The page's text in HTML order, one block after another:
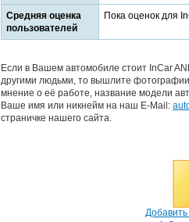
Средняя оценка
пользователей
Пока оценок для
Если в Вашем автомобиле стоит InCar
другими людьми, то вышлите
мнение о её работе, название модели
Ваше имя или никнейм на наш E-Mail:
страничке нашего сайта.